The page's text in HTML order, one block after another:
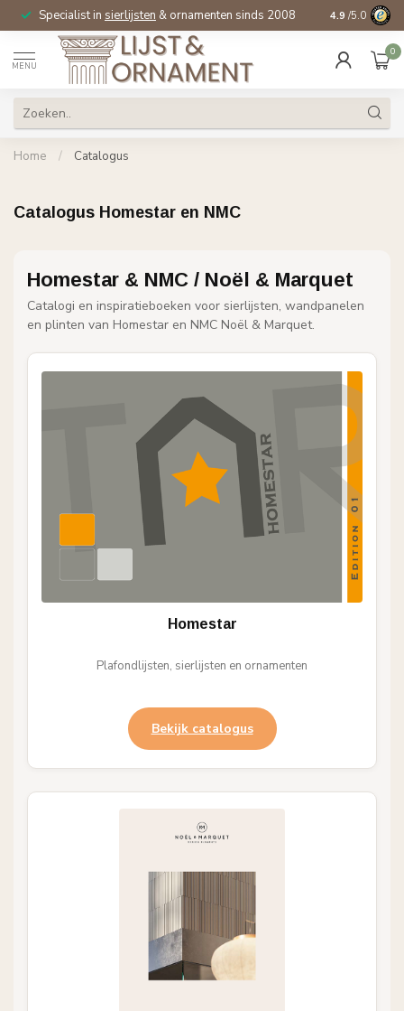
Specialist in sierlijsten & ornamenten sinds 2008 4.9 /5.0
MENU
0
Home / Catalogus
Catalogus Homestar en NMC
Homestar & NMC / Noël & Marquet
Catalogi en inspiratieboeken voor sierlijsten, wandpanelen
en plinten van Homestar en NMC Noël & Marquet.
Homestar
Plafondlijsten, sierlijsten en ornamenten
Bekijk catalogus